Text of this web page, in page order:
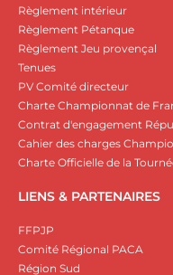
Règlement intérieur
Règlement Pétanque
Règlement Jeu provençal
Tenues
PV Comité directeur
Charte Championnat de
Contrat d'engagement
Cahier des charges
Charte Officielle de la
LIENS & PARTENAIRES
FFPJP
Comité Régional PACA
Région Sud